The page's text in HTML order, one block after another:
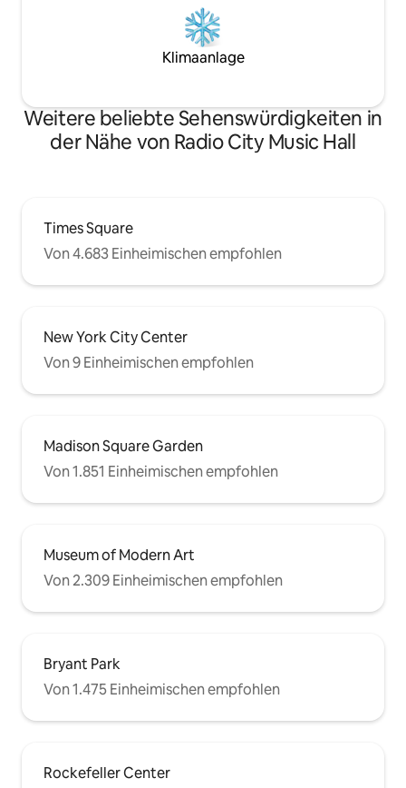
Klimaanlage
Weitere beliebte Sehenswürdigkeiten in
der Nähe von Radio City Music Hall
Times Square
Von 4.683 Einheimischen empfohlen
New York City Center
Von 9 Einheimischen empfohlen
Madison Square Garden
Von 1.851 Einheimischen empfohlen
Museum of Modern Art
Von 2.309 Einheimischen empfohlen
Bryant Park
Von 1.475 Einheimischen empfohlen
Rockefeller Center